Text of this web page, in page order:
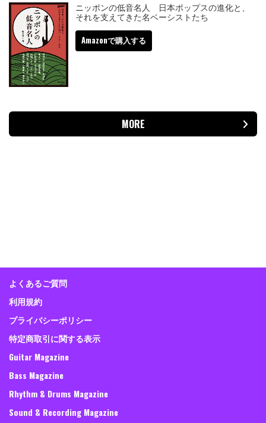
ニッポンの低音名人 日本ポップスの進化と、
それを支えてきた名ベーシストたち
Amazonで購入する
MORE
よくあるご質問
利用規約
プライバシーポリシー
特定商取引に関する表示
Guitar Magazine
Bass Magazine
Rhythm & Drums Magazine
Sound & Recording Magazine